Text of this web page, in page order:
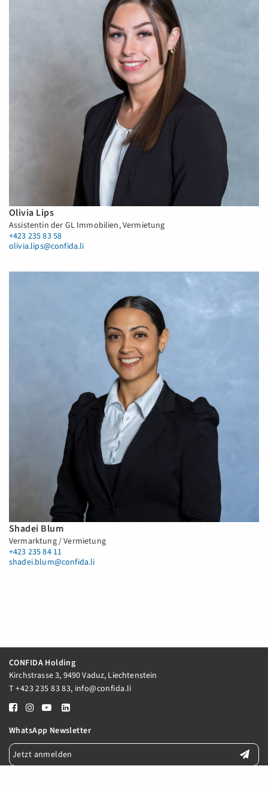
Olivia Lips
Assistentin der GL Immobilien, Vermietung
+423 235 83 58
olivia.lips@confida.li
Shadei Blum
Vermarktung / Vermietung
+423 235 84 11
shadei.blum@confida.li
CONFIDA Holding
Kirchstrasse 3, 9490 Vaduz, Liechtenstein
T+423 235 83 83, info@confida.li
WhatsApp Newsletter
Jetzt anmelden